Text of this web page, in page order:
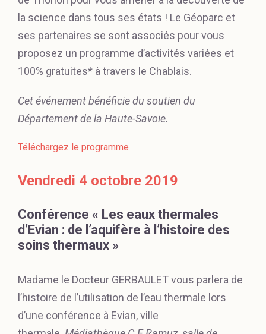
la science dans tous ses états ! Le Géoparc et
ses partenaires se sont associés pour vous
proposez un programme d’activités variées et
100% gratuites* à travers le Chablais.
Cet événement bénéficie du soutien du
Département de la Haute-Savoie.
Téléchargez le programme
Vendredi 4 octobre 2019
Conférence « Les eaux thermales
d’Evian : de l’aquifère à l’histoire des
soins thermaux »
Madame le Docteur GERBAULET vous parlera de
l’histoire de l’utilisation de l’eau thermale lors
d’une conférence à Evian, ville